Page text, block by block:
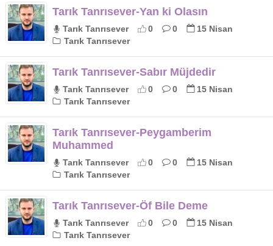
Tarık Tanrısever-Yan ki Olasın
Tarık Tanrısever 0 0
15 Nisan
Tarık Tanrısever
Tarık Tanrısever-Sabır Müjdedir
Tarık Tanrısever 0 0
15 Nisan
Tarık Tanrısever
Tarık Tanrısever-Peygamberim
Muhammed
Tarık Tanrısever 0 0
15 Nisan
Tarık Tanrısever
Tarık Tanrısever-Öf Bile Deme
Tarık Tanrısever 0 0
15 Nisan
Tarık Tanrısever